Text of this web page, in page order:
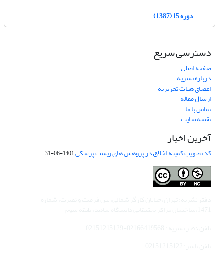
دوره 15 (1387)
دسترسی سریع
صفحه اصلی
درباره نشریه
اعضای هیات تحریریه
ارسال مقاله
تماس با ما
نقشه سایت
آخرین اخبار
کد تصویب کمیته اخلاق در پژوهش های زیست پزشکی1401-06-31